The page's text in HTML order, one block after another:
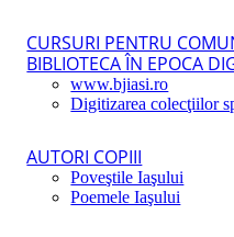
CURSURI PENTRU
BIBLIOTECA ÎN EPOCA
www.bjiasi.ro
Digitizarea colecţiilor
AUTORI COPIII
Poveştile Iaşului
Poemele Iaşului